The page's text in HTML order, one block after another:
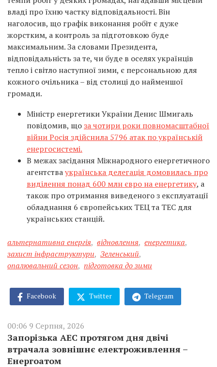
владі про їхню частку відповідальності. Він
наголосив, що графік виконання робіт є дуже
жорстким, а контроль за підготовкою буде
максимальним. За словами Президента,
відповідальність за те, чи буде в оселях українців
тепло і світло наступної зими, є персональною для
кожного очільника – від столиці до найменшої
громади.
Міністр енергетики України Денис Шмигаль
повідомив, щоза чотири роки повномасштабної
війни Росія здійснила 5796 атак по українській
енергосистемі.
В межах засідання Міжнародного енергетичного
агентстваукраїнська делегація домовилась про
виділення понад 600 млн євро на енергетику, а
також про отримання виведеного з експлуатації
обладнання 6 європейських ТЕЦ та ТЕС для
українських станцій.
альтернативна енергія, відновлення, енергетика,
захист інфраструктури, Зеленський,
опалювальний сезон, підготовка до зими
Facebook Twitter Telegram
00:06 9 Серпня, 2026
Запорізька АЕС протягом дня двічі
втрачала зовнішнє електроживлення –
Енергоатом